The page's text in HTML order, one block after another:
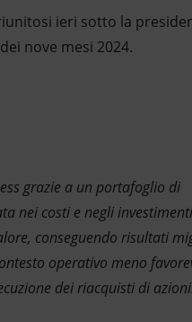
ieri sotto la
nove mesi 2024.
grazie a un portafoglio di
nei costi e negli
conseguendo risultati
operativo meno
dei riacquisti di azioni.